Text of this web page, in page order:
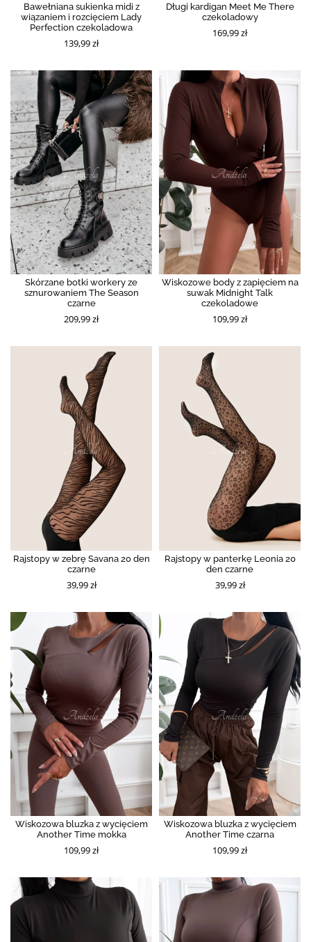
Bawełniana sukienka midi z
wiązaniem i rozcięciem Lady
Perfection czekoladowa
139,99 zł
Długi kardigan Meet Me There
czekoladowy
169,99 zł
Skórzane botki workery ze
sznurowaniem The Season
czarne
209,99 zł
Wiskozowe body z zapięciem na
suwak Midnight Talk
czekoladowe
109,99 zł
Rajstopy w zebrę Savana 20 den
czarne
39,99 zł
Rajstopy w panterkę Leonia 20
den czarne
39,99 zł
Wiskozowa bluzka z wycięciem
Another Time mokka
109,99 zł
Wiskozowa bluzka z wycięciem
Another Time czarna
109,99 zł